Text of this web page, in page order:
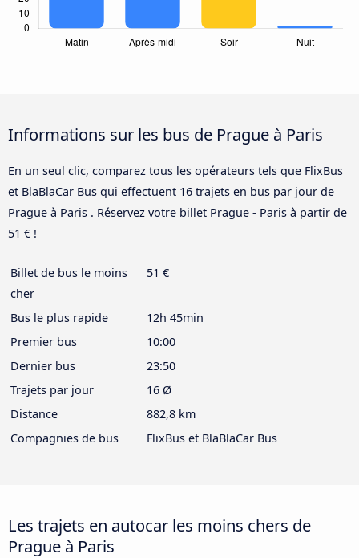
Informations sur les bus de Prague à Paris
En un seul clic, comparez tous les opérateurs tels que FlixBus
et BlaBlaCar Bus qui effectuent 16 trajets en bus par jour de
Prague à Paris . Réservez votre billet Prague - Paris à partir de
51 € !
Billet de bus le moins
cher
51 €
Bus le plus rapide
12h 45min
Premier bus
10:00
Dernier bus
23:50
Trajets par jour
16 Ø
Distance
882,8 km
Compagnies de bus
FlixBus et BlaBlaCar Bus
Les trajets en autocar les moins chers de
Prague à Paris